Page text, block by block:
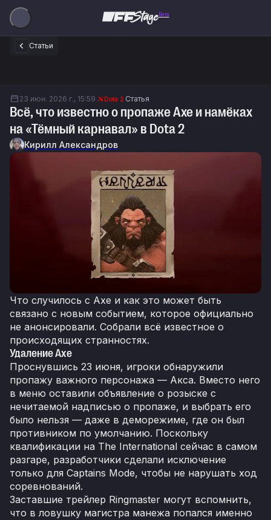
Beta
Статьи
23 июн. 2026 г., 15:59 Dota 2 Статья
Всё, что известно о пропаже Axe и намёках
на «Тёмный карнавал» в Dota 2
Кирилл Александров
Что случилось с Axe и как это может быть
связано с новым событием, которое официально
не анонсировали. Собрали всё известное о
происходящих странностях.
Удаление Axe
Проснувшись 23 июня, игроки обнаружили
пропажу важного персонажа — Акса. Вместо него
в меню оставили объявление о розыске с
нечитаемой надписью о пропаже, и выбрать его
было нельзя — даже в деморежиме, где он был
противником по умолчанию. Поскольку
квалификации на The International сейчас в самом
разгаре, разработчики сделали исключение
только для Captains Mode, чтобы не нарушать ход
соревнований.
Заставшие трейлер Ringmaster могут вспомнить,
что в ловушку магистра манежа попался именно